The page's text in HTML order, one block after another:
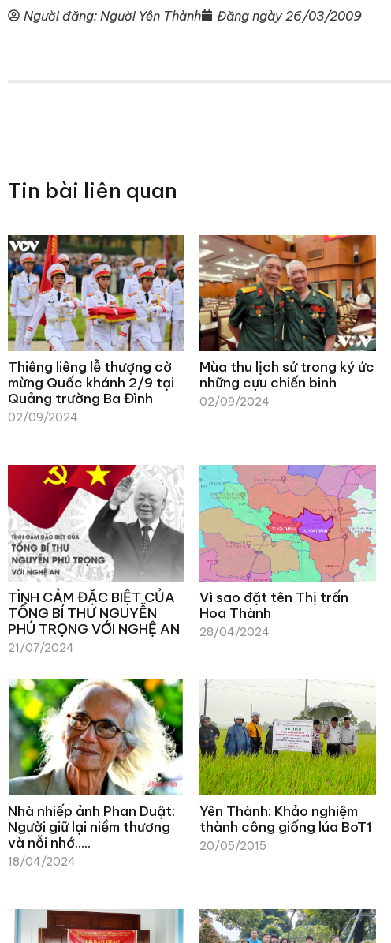
Người đăng: Người Yên Thành Đăng ngày 26/03/2009
Tin bài liên quan
Thiêng liêng lễ thượng cờ
mừng Quốc khánh 2/9 tại
Quảng trường Ba Đình
02/09/2024
Mùa thu lịch sử trong ký ức
những cựu chiến binh
02/09/2024
TÌNH CẢM ĐẶC BIỆT CỦA
TỔNG BÍ THƯ NGUYỄN
PHÚ TRỌNG VỚI NGHỆ AN
21/07/2024
Vì sao đặt tên Thị trấn
Hoa Thành
28/04/2024
Nhà nhiếp ảnh Phan Duật:
Người giữ lại niềm thương
và nỗi nhớ…..
18/04/2024
Yên Thành: Khảo nghiệm
thành công giống lúa BoT1
20/05/2015